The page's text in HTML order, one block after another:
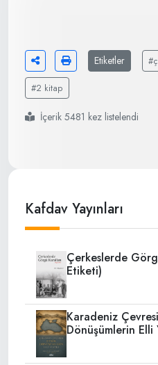
Etiketler
#2 kitap
İçerik 5481 kez listelendi
Kafdav Yayınları
Çerkeslerde
Etiketi)
Karadeniz
Dönüşümlerin Elli